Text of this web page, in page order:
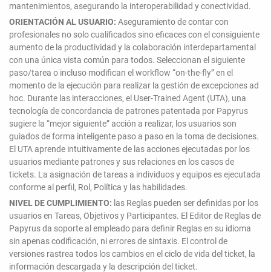
mantenimientos, asegurando la interoperabilidad y conectividad.
ORIENTACIÓN AL USUARIO: Aseguramiento de contar con
profesionales no solo cualificados sino eficaces con el consiguiente
aumento de la productividad y la colaboración interdepartamental
con una única vista común para todos. Seleccionan el siguiente
paso/tarea o incluso modifican el workflow “on-the-fly” en el
momento de la ejecución para realizar la gestión de excepciones ad
hoc. Durante las interacciones, el User-Trained Agent (UTA), una
tecnología de concordancia de patrones patentada por Papyrus
sugiere la “mejor siguiente” acción a realizar, los usuarios son
guiados de forma inteligente paso a paso en la toma de decisiones.
El UTA aprende intuitivamente de las acciones ejecutadas por los
usuarios mediante patrones y sus relaciones en los casos de
tickets. La asignación de tareas a individuos y equipos es ejecutada
conforme al perfil, Rol, Política y las habilidades.
NIVEL DE CUMPLIMIENTO: las Reglas pueden ser definidas por los
usuarios en Tareas, Objetivos y Participantes. El Editor de Reglas de
Papyrus da soporte al empleado para definir Reglas en su idioma
sin apenas codificación, ni errores de sintaxis. El control de
versiones rastrea todos los cambios en el ciclo de vida del ticket, la
información descargada y la descripción del ticket.